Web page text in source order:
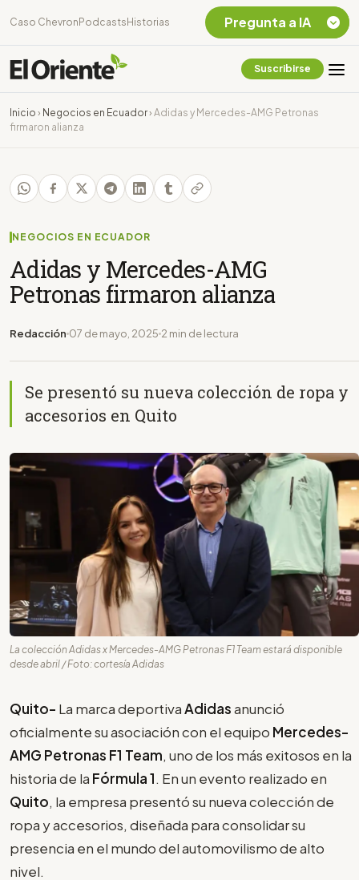
Caso Chevron Podcasts Historias
Suscribirse
Inicio › Negocios en Ecuador› Adidas y Mercedes-AMG Petronas
firmaron alianza
NEGOCIOS EN ECUADOR
Adidas y Mercedes-AMG
Petronas firmaron alianza
Redacción 07 de mayo, 2025 2 min de lectura
Se presentó su nueva colección de ropa y
accesorios en Quito
La colección Adidas x Mercedes-AMG Petronas F1 Team estará disponible
desde abril / Foto: cortesía Adidas
Quito- La marca deportivaAdidasanunció
oficialmente su asociación con el equipo Mercedes-
AMG Petronas F1 Team, uno de los más exitosos en la
historia de la Fórmula 1. En un evento realizado en
Quito, la empresa presentó su nueva colección de
ropa y accesorios, diseñada para consolidar su
presencia en el mundo del automovilismo de alto
nivel.
Pregunta a IA
Chevron Ecuador